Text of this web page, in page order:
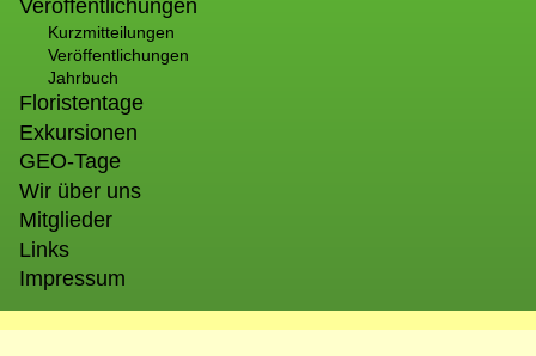
Veröffentlichungen
Kurzmitteilungen
Veröffentlichungen
Jahrbuch
Floristentage
Exkursionen
GEO-Tage
Wir über uns
Mitglieder
Links
Impressum